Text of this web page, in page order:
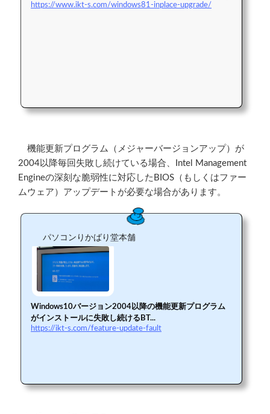
https://www.ikt-s.com/windows81-inplace-upgrade/
機能更新プログラム（メジャーバージョンアップ）が
2004以降毎回失敗し続けている場合、Intel Management
Engineの深刻な脆弱性に対応したBIOS（もしくはファー
ムウェア）アップデートが必要な場合があります。
パソコンりかばり堂本舗
Windows10バージョン2004以降の機能更新プログラム
がインストールに失敗し続けるBT...
https://ikt-s.com/feature-update-fault